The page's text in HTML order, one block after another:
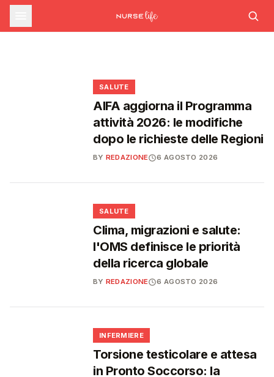
farmaceutica supera i 39 miliardi,
boom di farmaci per diabete e
Ondata di calore in lieve calo: il 7 agosto 26
città da bollino rosso, il giorno dopo
SALUTE
Emergenza caldo: il numero 1500 supera le
SALUTE
AIFA aggiorna il Programma
attività 2026: le modifiche
dopo le richieste delle Regioni
BY REDAZIONE 6 AGOSTO 2026
SALUTE
Clima, migrazioni e salute:
l'OMS definisce le priorità
della ricerca globale
BY REDAZIONE 6 AGOSTO 2026
INFERMIERE
Torsione testicolare e attesa
in Pronto Soccorso: la